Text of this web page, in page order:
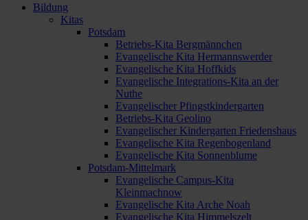
Bildung
Kitas
Potsdam
Betriebs-Kita Bergmännchen
Evangelische Kita Hermannswerder
Evangelische Kita Hoffkids
Evangelische Integrations-Kita an der
Nuthe
Evangelischer Pfingstkindergarten
Betriebs-Kita Geolino
Evangelischer Kindergarten Friedenshaus
Evangelische Kita Regenbogenland
Evangelische Kita Sonnenblume
Potsdam-Mittelmark
Evangelische Campus-Kita
Kleinmachnow
Evangelische Kita Arche Noah
Evangelische Kita Himmelszelt